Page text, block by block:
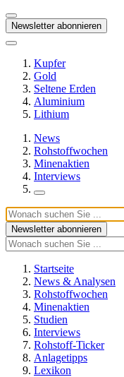
Newsletter abonnieren
Kupfer
Gold
Seltene Erden
Aluminium
Lithium
News
Rohstoffwochen
Minenaktien
Interviews
Newsletter abonnieren
Startseite
News & Analysen
Rohstoffwochen
Minenaktien
Studien
Interviews
Rohstoff-Ticker
Anlagetipps
Lexikon